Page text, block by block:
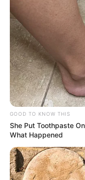
GOOD TO KNOW THIS
She Put Toothpaste
What Happened